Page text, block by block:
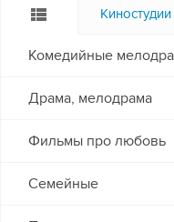
Киностудии
Комедийные
Драма, мелодрама
Фильмы про любовь
Семейные